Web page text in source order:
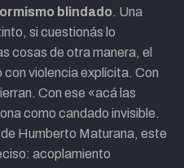
blindado. Una
si cuestionás lo
cosas de otra manera, el
violencia explícita. Con
Con ese «acá las
como candado invisible.
Humberto Maturana, este
acoplamiento